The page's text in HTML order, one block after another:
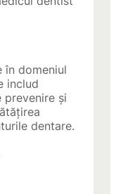
în domeniul
includ
și
dentare.